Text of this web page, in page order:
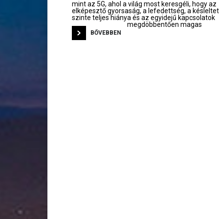
mint az 5G, ahol a világ most keresgéli, hogy az
elképesztő gyorsaság, a lefedettség, a
szinte teljes hiánya és az egyidejű kapcsolatok
megdöbbentően magas
BŐVEBBEN